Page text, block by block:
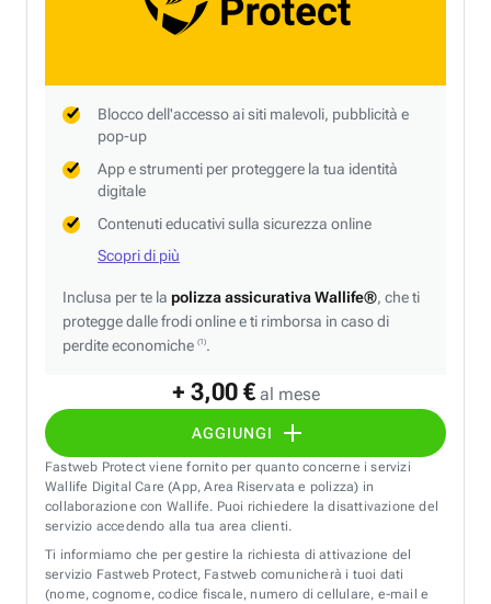
+ 3,00 € al mese
AGGIUNGI
Blocco dell'accesso ai siti malevoli, pubblicità e
pop-up
App e strumenti per proteggere la tua identità
digitale
Contenuti educativi sulla sicurezza online
Scopri di più
Inclusa per te la polizza assicurativa Wallife®, che ti
protegge dalle frodi online e ti rimborsa in caso di
perdite economiche (1).
Fastweb Protect viene fornito per quanto concerne i servizi
Wallife Digital Care (App, Area Riservata e polizza) in
collaborazione con Wallife. Puoi richiedere la disattivazione del
servizio accedendo alla tua area clienti.
Ti informiamo che per gestire la richiesta di attivazione del
servizio Fastweb Protect, Fastweb comunicherà i tuoi dati
(nome, cognome, codice fiscale, numero di cellulare, e-mail e